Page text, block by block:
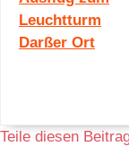
Teile diesen